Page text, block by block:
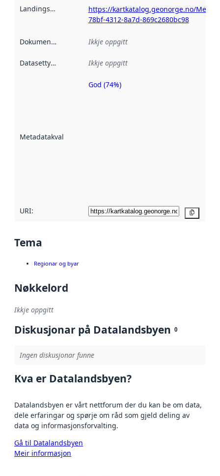
Landingsside
https://kartkatalog.geonorge.no/
78bf-4312-8a7d-869c2680bc98
Dokumentasjon Ikkje oppgitt
Datasettype Ikkje oppgitt
Metadatakvalitet
Metadatakvalitet
God (74%)
URI:
Tema
Regionar og byar
Nøkkelord
Ikkje oppgitt
Diskusjonar på Datalandsbyen 0
Ingen diskusjonar funne
Kva er Datalandsbyen?
Datalandsbyen er vårt nettforum der du kan be om data,
dele erfaringar og spørje om råd som gjeld deling av
data og informasjonsforvalting.
Gå til Datalandsbyen
Meir informasjon